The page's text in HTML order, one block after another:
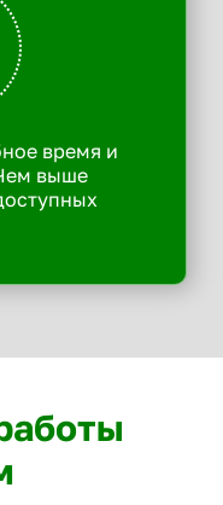
время и
выше